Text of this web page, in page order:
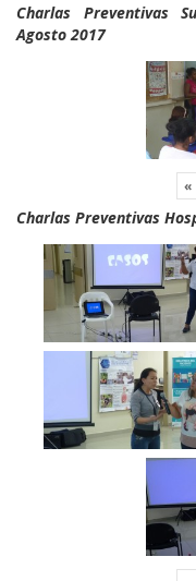
Charlas Preventivas
Agosto 2017
«
Charlas Preventivas